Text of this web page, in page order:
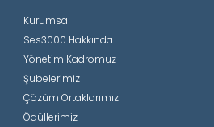
Kurumsal
Ses3000 Hakkında
Yönetim Kadromuz
Şubelerimiz
Çözüm Ortaklarımız
Ödüllerimiz